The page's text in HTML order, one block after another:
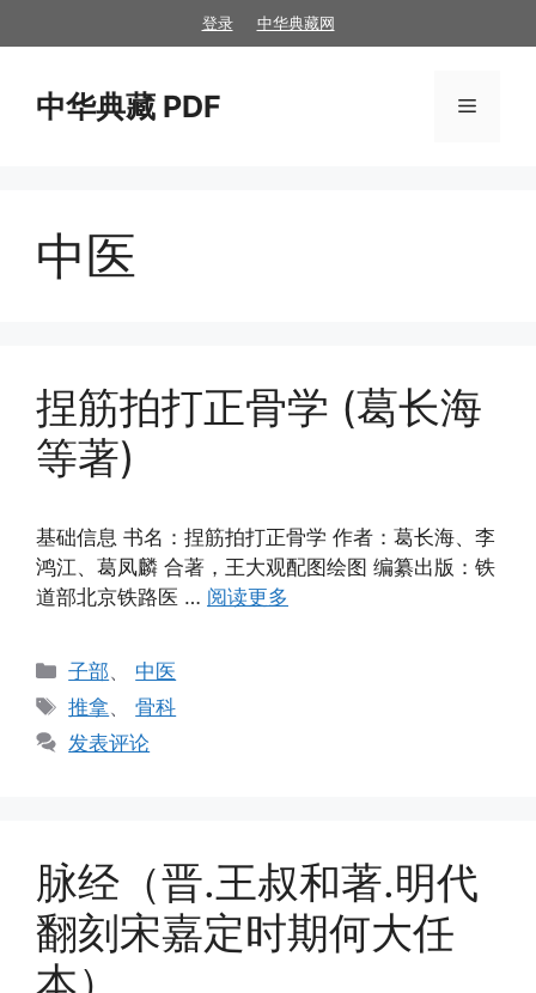
至
登录 中华典藏网
中华典藏 PDF 菜
中医
捏筋拍打正骨学 (葛长海
等著)
基础信息 书名：捏筋拍打正骨学 作者：葛长海、李
鸿江、葛凤麟 合著，王大观配图绘图 编纂出版：铁
道部北京铁路医 … 阅读更多
分
类
子部、 中医
标
签
推拿、骨科
发表评论
脉经（晋.王叔和著.明代
翻刻宋嘉定时期何大任
本）